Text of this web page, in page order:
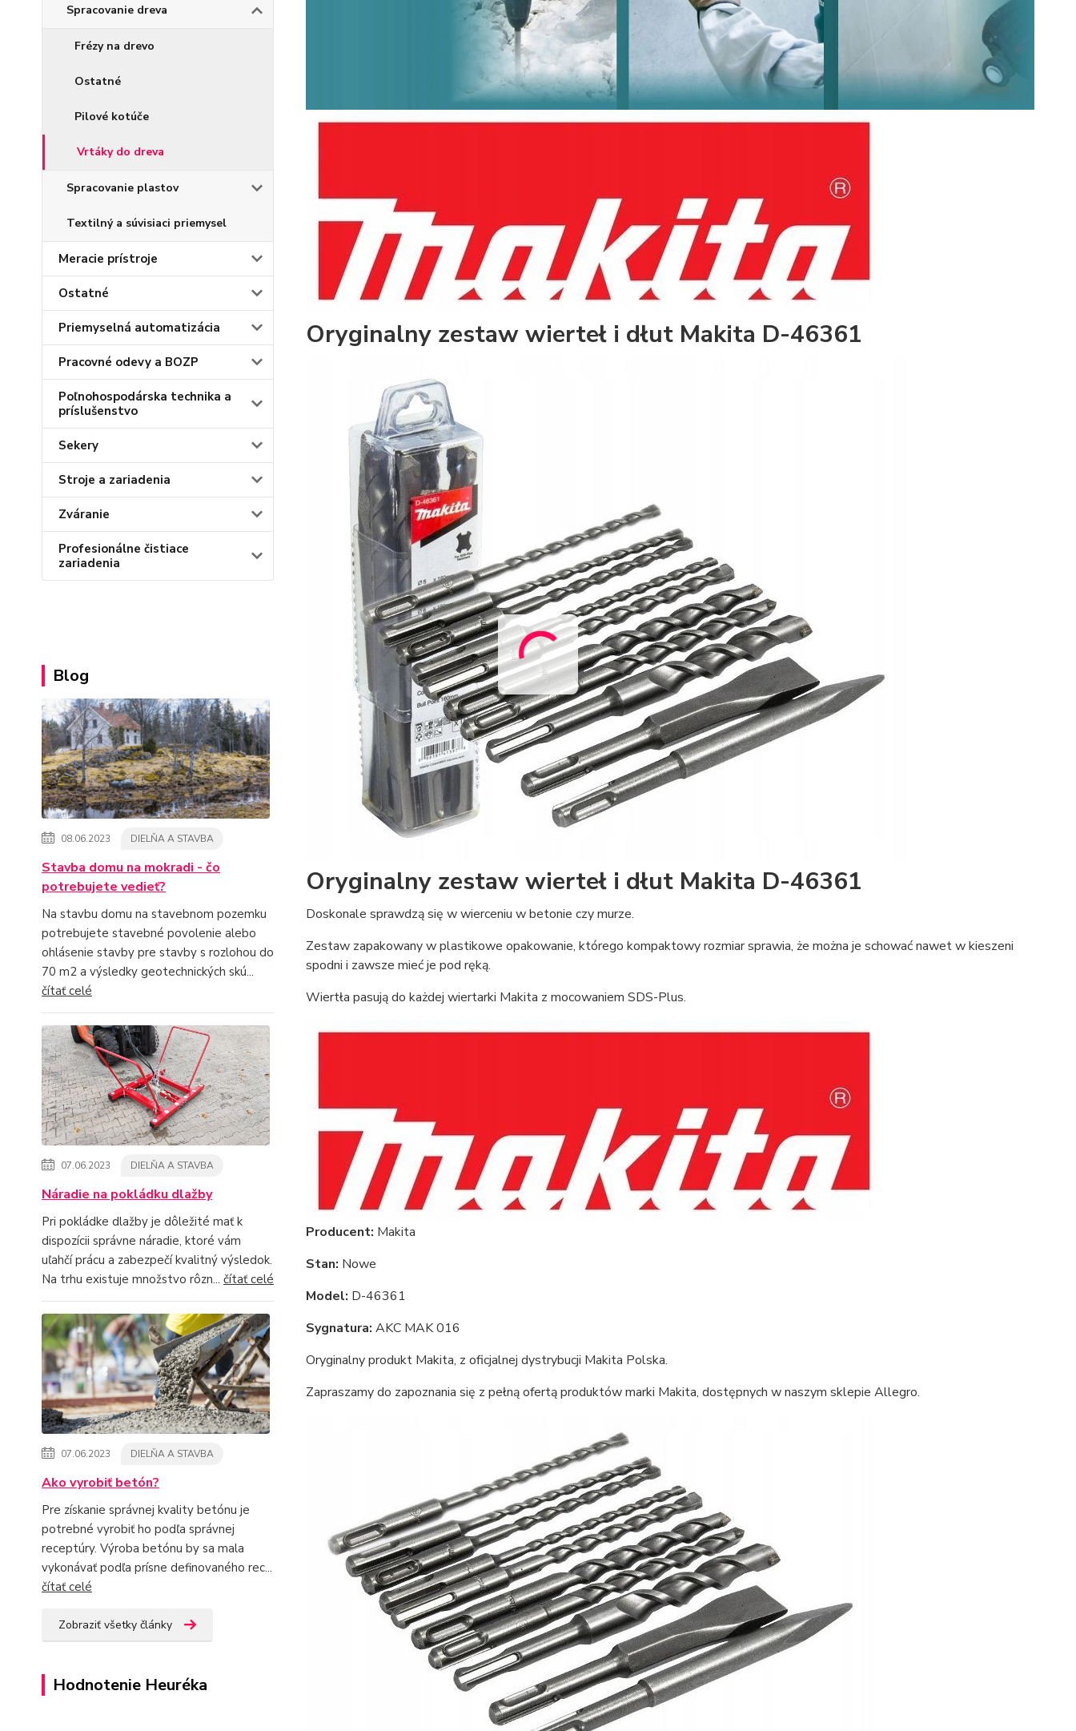
Spracovanie dreva
Frézy na drevo
Ostatné
Pilové kotúče
Vrtáky do dreva
Spracovanie plastov
Textilný a súvisiaci priemysel
Meracie prístroje
Ostatné
Priemyselná automatizácia
Pracovné odevy a BOZP
Poľnohospodárska technika a
príslušenstvo
Sekery
Stroje a zariadenia
Zváranie
Profesionálne čistiace
zariadenia
Blog
08.06.2023 DIELŇA A STAVBA
Stavba domu na mokradi - čo
potrebujete vedieť?
Na stavbu domu na stavebnom pozemku
potrebujete stavebné povolenie alebo
ohlásenie stavby pre stavby s rozlohou do
70 m2 a výsledky geotechnických skú...
čítať celé
07.06.2023 DIELŇA A STAVBA
Náradie na pokládku dlažby
Pri pokládke dlažby je dôležité mať k
dispozícii správne náradie, ktoré vám
uľahčí prácu a zabezpečí kvalitný výsledok.
Na trhu existuje množstvo rôzn... čítať celé
07.06.2023 DIELŇA A STAVBA
Ako vyrobiť betón?
Pre získanie správnej kvality betónu je
potrebné vyrobiť ho podľa správnej
receptúry. Výroba betónu by sa mala
vykonávať podľa prísne definovaného rec...
čítať celé
Zobraziť všetky články
Hodnotenie Heuréka
Oryginalny zestaw wierteł i dłut Makita D-46361
Oryginalny zestaw wierteł i dłut Makita D-46361
Doskonale sprawdzą się w wierceniu w betonie czy murze.
Zestaw zapakowany w plastikowe opakowanie, którego kompaktowy rozmiar sprawia, że można je schować nawet w kieszeni
spodni i zawsze mieć je pod ręką.
Wiertła pasują do każdej wiertarki Makita z mocowaniem SDS-Plus.
Producent: Makita
Stan: Nowe
Model: D-46361
Sygnatura: AKC MAK 016
Oryginalny produkt Makita, z oficjalnej dystrybucji Makita Polska.
Zapraszamy do zapoznania się z pełną ofertą produktów marki Makita, dostępnych w naszym sklepie Allegro.